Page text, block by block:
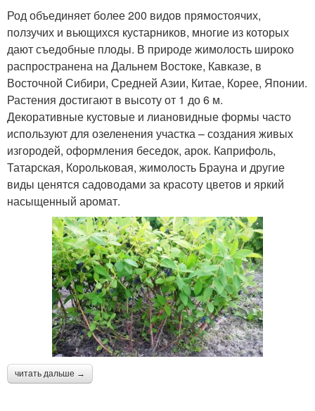
Род объединяет более 200 видов прямостоячих,
ползучих и вьющихся кустарников, многие из которых
дают съедобные плоды. В природе жимолость широко
распространена на Дальнем Востоке, Кавказе, в
Восточной Сибири, Средней Азии, Китае, Корее, Японии.
Растения достигают в высоту от 1 до 6 м.
Декоративные кустовые и лиановидные формы часто
используют для озеленения участка – создания живых
изгородей, оформления беседок, арок. Каприфоль,
Татарская, Корольковая, жимолость Брауна и другие
виды ценятся садоводами за красоту цветов и яркий
насыщенный аромат.
читать дальше →